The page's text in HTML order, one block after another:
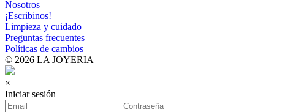
Nosotros
¡Escribinos!
Limpieza y cuidado
Preguntas frecuentes
Políticas de cambios
© 2026 LA JOYERIA
×
Iniciar sesión